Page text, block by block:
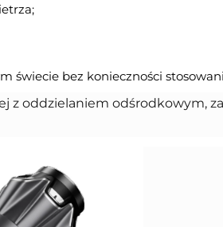
świecie bez konieczności
z oddzielaniem odśrodkowym,